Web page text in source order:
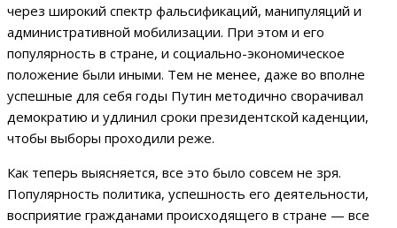
через широкий спектр фальсификаций, манипуляций и
административной мобилизации. При этом и его
популярность в стране, и социально-экономическое
положение были иными. Тем не менее, даже во вполне
успешные для себя годы Путин методично сворачивал
демократию и удлинил сроки президентской каденции,
чтобы выборы проходили реже.
Как теперь выясняется, все это было совсем не зря.
Популярность политика, успешность его деятельности,
восприятие гражданами происходящего в стране — все